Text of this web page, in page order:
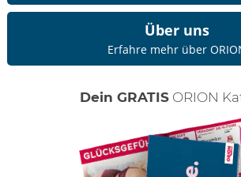
Über uns
Erfahre mehr über
Dein GRATIS ORION